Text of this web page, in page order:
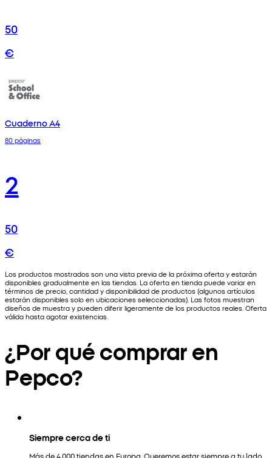
50
€
Cuaderno A4
80 páginas
2
50
€
Los productos mostrados son una vista previa de la próxima oferta y estarán
disponibles gradualmente en las tiendas. La oferta en tienda puede variar en
términos de precio, cantidad y disponibilidad de productos (algunos artículos
estarán disponibles solo en ubicaciones seleccionadas). Las fotos muestran
diseños de muestra y pueden diferir ligeramente de los productos reales. Oferta
válida hasta agotar existencias.
¿Por qué comprar en
Pepco?
Siempre cerca de ti
Más de 4.000 tiendas en Europa. Queremos estar siempre a tu lado.